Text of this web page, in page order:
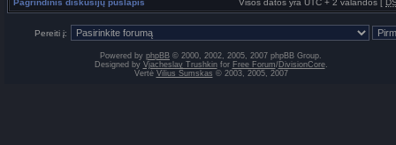
Pagrindinis diskusijų puslapis Visos datos yra UTC + 2 valandos [
Pereiti į:
Powered by phpBB © 2000, 2002, 2005, 2007 phpBB Group.
Designed by Vjacheslav Trushkinfor Free Forum/DivisionCore.
Vertė Vilius Šumskas © 2003, 2005, 2007